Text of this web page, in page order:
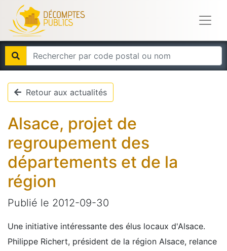
Retour aux actualités
Alsace, projet de
regroupement des
départements et de la
région
Publié le 2012-09-30
Une initiative intéressante des élus locaux d'Alsace.
Philippe Richert, président de la région Alsace, relance